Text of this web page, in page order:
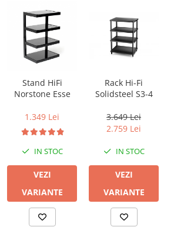
Stand HiFi
Norstone Esse
1.349 Lei
IN STOC
VEZI
VARIANTE
Rack Hi-Fi
Solidsteel S3-4
3.649 Lei
2.759 Lei
IN STOC
VEZI
VARIANTE